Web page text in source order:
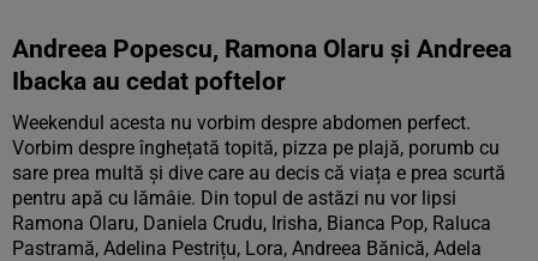
Andreea Popescu, Ramona Olaru și Andreea
Ibacka au cedat poftelor
Weekendul acesta nu vorbim despre abdomen perfect.
Vorbim despre înghețată topită, pizza pe plajă, porumb cu
sare prea multă și dive care au decis că viața e prea scurtă
pentru apă cu lămâie. Din topul de astăzi nu vor lipsi
Ramona Olaru, Daniela Crudu, Irisha, Bianca Pop, Raluca
Pastramă, Adelina Pestrițu, Lora, Andreea Bănică, Adela